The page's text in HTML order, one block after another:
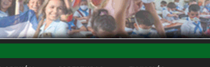
de Cuba
Cuba